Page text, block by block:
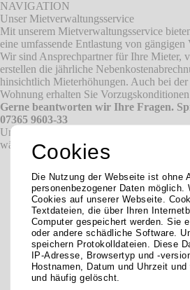
Cookies
Die Nutzung der Webseite ist ohne
personenbezogener Daten möglich.
Cookies auf unserer Webseite.
Textdateien, die über Ihren
Computer gespeichert werden. Sie
oder andere schädliche Software.
speichern Protokolldateien. Diese
IP-Adresse, Browsertyp und -
Hostnamen, Datum und Uhrzeit
und häufig gelöscht.
NAVIGATION
Unser Mietverwaltungsservice
Mit unserem Mietverwaltungsservice
eine umfassende Entlastung von gängigen
Wir sind Ansprechpartner für Ihre Mieter,
erstellen die jährliche
hinsichtlich Mieterhöhungen. Auch bei
Wohnung erhalten Sie Vorzugskonditionen
Gerne beantworten wir Ihre Fragen.
07365 9603-33
Umfangreicher Service
während der Mietzeit
Wir sindAnsprechpartner für Ihre
uns, wenn er ein Anliegen hat, nicht
beinhaltet auch die Durchführung
Abstimmung mit Eigentümer.
Die Erstellung der jährlichen
zwischen Ihnen und Ihrem Mieter
der Abrechnung des
Die vom Mieter zu stellende
eines in der EU zugelassenen